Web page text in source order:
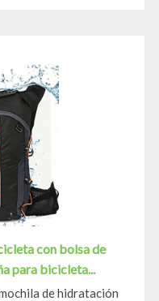
con bolsa de
para bicicleta...
de hidratación